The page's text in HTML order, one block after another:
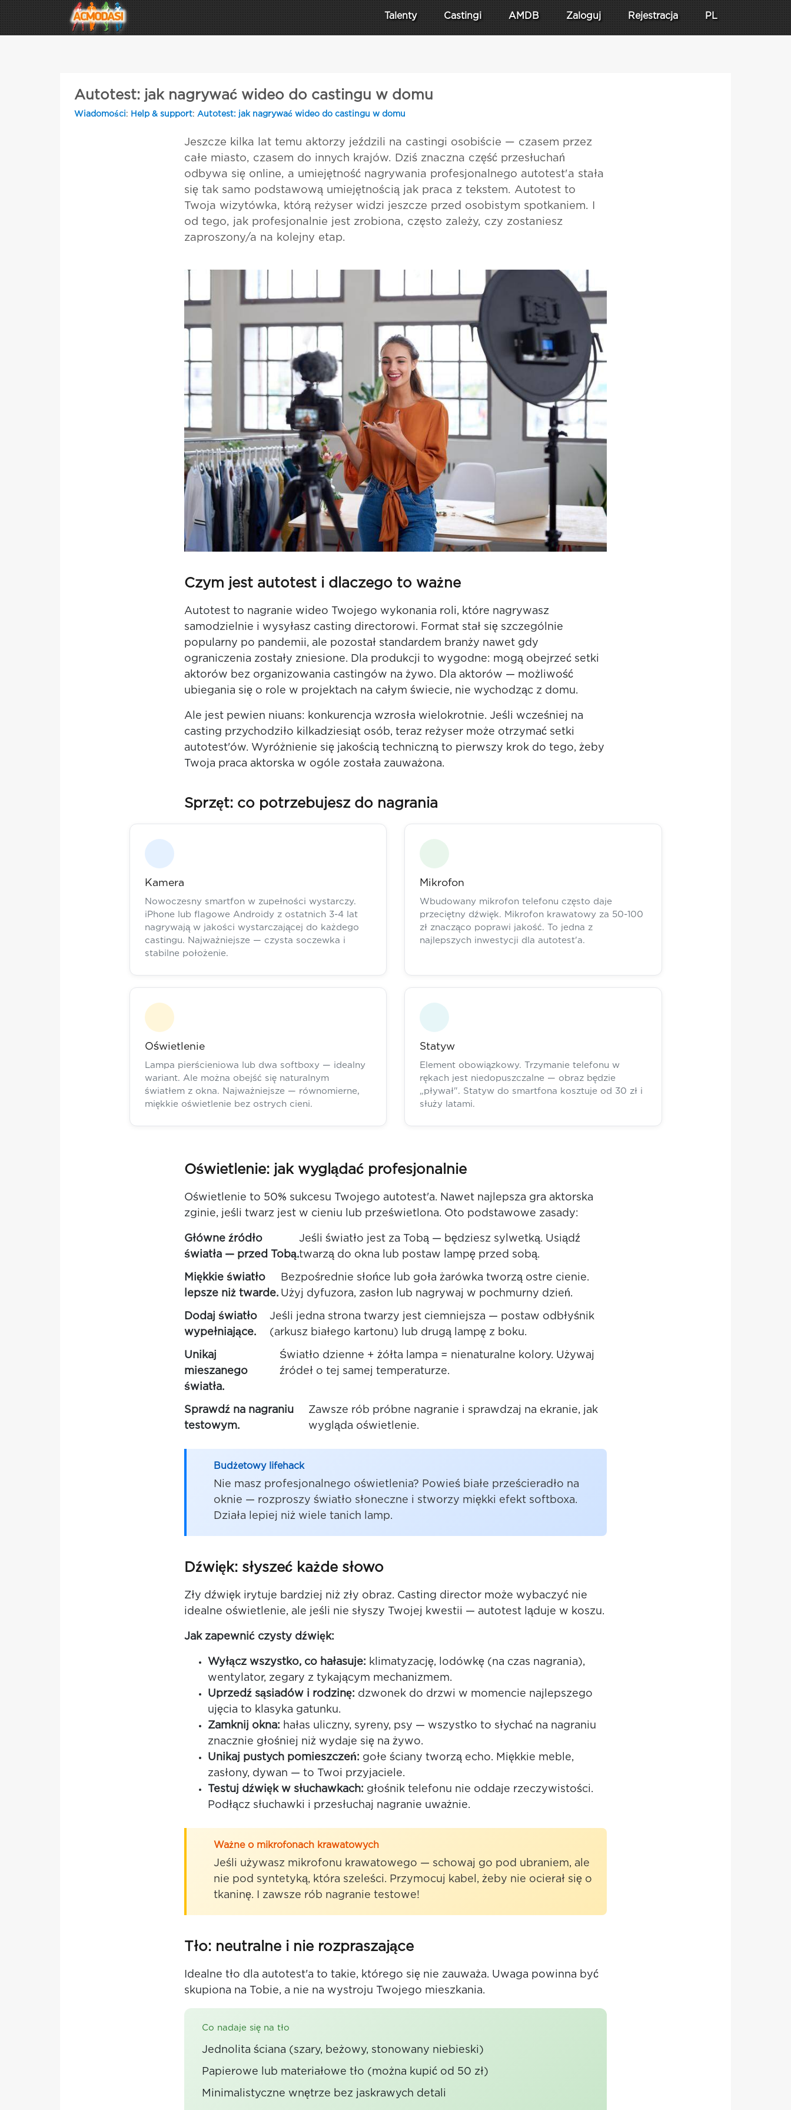
Talenty Castingi AMDB Zaloguj Rejestracja PL
Autotest: jak nagrywać wideo do castingu w domu
Wiadomości: Help & support: Autotest: jak nagrywać wideo do castingu w domu
Jeszcze kilka lat temu aktorzy jeździli na castingi osobiście — czasem przez
całe miasto, czasem do innych krajów. Dziś znaczna część przesłuchań
odbywa się online, a umiejętność nagrywania profesjonalnego autotest'a stała
się tak samo podstawową umiejętnością jak praca z tekstem. Autotest to
Twoja wizytówka, którą reżyser widzi jeszcze przed osobistym spotkaniem. I
od tego, jak profesjonalnie jest zrobiona, często zależy, czy zostaniesz
zaproszony/a na kolejny etap.
Czym jest autotest i dlaczego to ważne
Autotest to nagranie wideo Twojego wykonania roli, które nagrywasz
samodzielnie i wysyłasz casting directorowi. Format stał się szczególnie
popularny po pandemii, ale pozostał standardem branży nawet gdy
ograniczenia zostały zniesione. Dla produkcji to wygodne: mogą obejrzeć setki
aktorów bez organizowania castingów na żywo. Dla aktorów — możliwość
ubiegania się o role w projektach na całym świecie, nie wychodząc z domu.
Ale jest pewien niuans: konkurencja wzrosła wielokrotnie. Jeśli wcześniej na
casting przychodziło kilkadziesiąt osób, teraz reżyser może otrzymać setki
autotest'ów. Wyróżnienie się jakością techniczną to pierwszy krok do tego, żeby
Twoja praca aktorska w ogóle została zauważona.
Sprzęt: co potrzebujesz do nagrania
Kamera
Nowoczesny smartfon w zupełności wystarczy.
iPhone lub flagowe Androidy z ostatnich 3-4 lat
nagrywają w jakości wystarczającej do każdego
castingu. Najważniejsze — czysta soczewka i
stabilne położenie.
Mikrofon
Wbudowany mikrofon telefonu często daje
przeciętny dźwięk. Mikrofon krawatowy za 50-100
zł znacząco poprawi jakość. To jedna z
najlepszych inwestycji dla autotest'a.
Oświetlenie
Lampa pierścieniowa lub dwa softboxy — idealny
wariant. Ale można obejść się naturalnym
światłem z okna. Najważniejsze — równomierne,
miękkie oświetlenie bez ostrych cieni.
Statyw
Element obowiązkowy. Trzymanie telefonu w
rękach jest niedopuszczalne — obraz będzie
„pływał". Statyw do smartfona kosztuje od 30 zł i
służy latami.
Oświetlenie: jak wyglądać profesjonalnie
Oświetlenie to 50% sukcesu Twojego autotest'a. Nawet najlepsza gra aktorska
zginie, jeśli twarz jest w cieniu lub prześwietlona. Oto podstawowe zasady:
Główne źródło
światła — przed Tobą.
Jeśli światło jest za Tobą — będziesz sylwetką. Usiądź
twarzą do okna lub postaw lampę przed sobą.
Miękkie światło
lepsze niż twarde.
Bezpośrednie słońce lub goła żarówka tworzą ostre cienie.
Użyj dyfuzora, zasłon lub nagrywaj w pochmurny dzień.
Dodaj światło
wypełniające.
Jeśli jedna strona twarzy jest ciemniejsza — postaw odbłyśnik
(arkusz białego kartonu) lub drugą lampę z boku.
Unikaj
mieszanego
światła.
Światło dzienne + żółta lampa = nienaturalne kolory. Używaj
źródeł o tej samej temperaturze.
Sprawdź na nagraniu
testowym.
Zawsze rób próbne nagranie i sprawdzaj na ekranie, jak
wygląda oświetlenie.
Budżetowy lifehack
Nie masz profesjonalnego oświetlenia? Powieś białe prześcieradło na
oknie — rozproszy światło słoneczne i stworzy miękki efekt softboxa.
Działa lepiej niż wiele tanich lamp.
Dźwięk: słyszeć każde słowo
Zły dźwięk irytuje bardziej niż zły obraz. Casting director może wybaczyć nie
idealne oświetlenie, ale jeśli nie słyszy Twojej kwestii — autotest ląduje w koszu.
Jak zapewnić czysty dźwięk:
Wyłącz wszystko, co hałasuje: klimatyzację, lodówkę (na czas nagrania),
wentylator, zegary z tykającym mechanizmem.
Uprzedź sąsiadów i rodzinę: dzwonek do drzwi w momencie najlepszego
ujęcia to klasyka gatunku.
Zamknij okna: hałas uliczny, syreny, psy — wszystko to słychać na nagraniu
znacznie głośniej niż wydaje się na żywo.
Unikaj pustych pomieszczeń: gołe ściany tworzą echo. Miękkie meble,
zasłony, dywan — to Twoi przyjaciele.
Testuj dźwięk w słuchawkach: głośnik telefonu nie oddaje rzeczywistości.
Podłącz słuchawki i przesłuchaj nagranie uważnie.
Ważne o mikrofonach krawatowych
Jeśli używasz mikrofonu krawatowego — schowaj go pod ubraniem, ale
nie pod syntetyką, która szeleści. Przymocuj kabel, żeby nie ocierał się o
tkaninę. I zawsze rób nagranie testowe!
Tło: neutralne i nie rozpraszające
Idealne tło dla autotest'a to takie, którego się nie zauważa. Uwaga powinna być
skupiona na Tobie, a nie na wystroju Twojego mieszkania.
Co nadaje się na tło
Jednolita ściana (szary, beżowy, stonowany niebieski)
Papierowe lub materiałowe tło (można kupić od 50 zł)
Minimalistyczne wnętrze bez jaskrawych detali